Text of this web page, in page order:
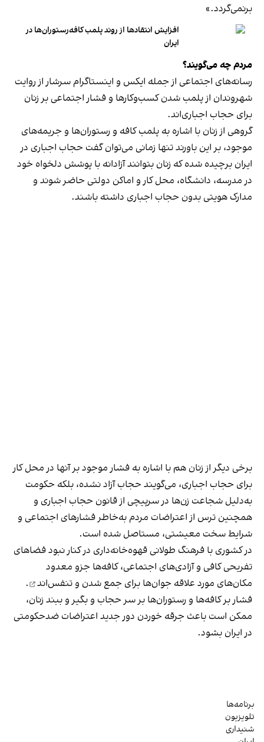
برنمی‎‌گردد.»
افزایش انتقادها از روند پلمب کافه‌رستوران‌ها در
ایران
مردم چه می‌گویند؟
رسانه‎‌های اجتماعی از جمله ایکس و اینستاگرام سرشار از روایت
شهروندان از پلمب شدن کسب‌وکارها و فشار اجتماعی بر زنان
برای حجاب اجباری‌اند.
گروهی از زنان با اشاره به پلمب کافه و رستوران‌ها و جریمه‌های
موجود، بر این باورند تنها زمانی می‌توان گفت حجاب اجباری در
ایران برچیده شده که زنان بتوانند آزادانه با پوشش دلخواه خود
در مدرسه، دانشگاه، محل کار و اماکن دولتی حاضر شوند و
مدارک هویتی بدون حجاب اجباری داشته باشند.
برخی دیگر از زنان هم با اشاره به فشار موجود بر آنها در محل کار
برای حجاب اجباری، می‌گویند حجاب آزاد نشده، بلکه حکومت
به‌دلیل شجاعت زن‌ها در سرپیچی از قانون حجاب اجباری و
همچنین ترس از اعتراضات مردم به‌خاطر فشارهای اجتماعی و
شرایط سخت معیشتی، مستاصل شده است.
در کشوری با فرهنگ طولانی قهوه‌‌خانه‌داری در کنار نبود فضاهای
تفریحی کافی و آزادی‌های اجتماعی، کافه‌ها جزو معدود
مکان‌های مورد علاقه جوان‌ها برای جمع شدن و تنفس‌اند
.
فشار بر کافه‌ها و رستوران‌ها بر سر حجاب و بگیر و ببند زنان،
ممکن است باعث جرقه خوردن دور جدید اعتراضات ضدحکومتی
در ایران بشود.
برنامه‌ها
تلویزیون
شنیداری